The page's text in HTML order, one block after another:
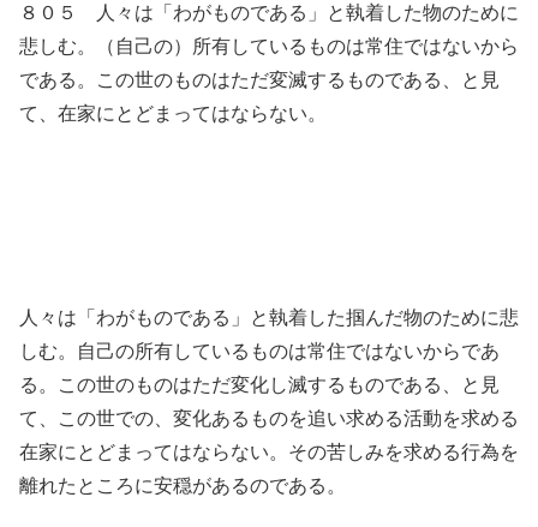
８０５ 人々は「わがものである」と執着した物のために
悲しむ。（自己の）所有しているものは常住ではないから
である。この世のものはただ変滅するものである、と見
て、在家にとどまってはならない。
人々は「わがものである」と執着した掴んだ物のために悲
しむ。自己の所有しているものは常住ではないからであ
る。この世のものはただ変化し滅するものである、と見
て、この世での、変化あるものを追い求める活動を求める
在家にとどまってはならない。その苦しみを求める行為を
離れたところに安穏があるのである。